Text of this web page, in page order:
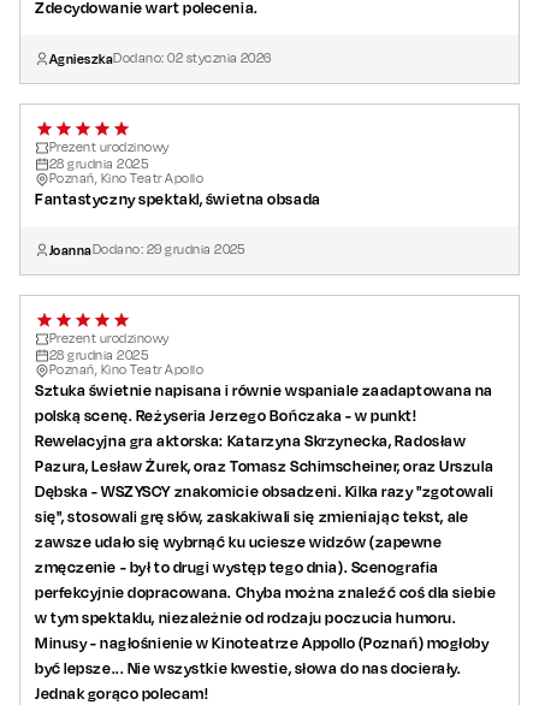
Obsada:
Liz: Katarzyna Skrzynecka/ Katarzyna Pakosińska / Anna Guzik /
Anna Modrzejewska
Kate:Katarzyna Ptasińska/Dominika Kryszczyńska/ Urszula
Dębska
Tony:Rafał Cieszyński
Bob:Tomasz Dedek/Radosław Pazura
Reżyseria:Jerzy Bończak
Zdecydowanie wart polecenia.
AgnieszkaDodano:02 stycznia 2026
Prezent urodzinowy
28 grudnia 2025
Poznań, Kino Teatr Apollo
Fantastyczny spektakl, świetna obsada
JoannaDodano: 29 grudnia 2025
Prezent urodzinowy
28 grudnia 2025
Poznań, Kino Teatr Apollo
Sztuka świetnie napisana i równie wspaniale zaadaptowana na
polską scenę. Reżyseria Jerzego Bończaka - w punkt!
Rewelacyjna gra aktorska: Katarzyna Skrzynecka, Radosław
Pazura, Lesław Żurek, oraz Tomasz Schimscheiner, oraz Urszula
Dębska - WSZYSCY znakomicie obsadzeni. Kilka razy "zgotowali
się", stosowali grę słów, zaskakiwali się zmieniając tekst, ale
zawsze udało się wybrnąć ku uciesze widzów (zapewne
zmęczenie - był to drugi występ tego dnia). Scenografia
perfekcyjnie dopracowana. Chyba można znaleźć coś dla siebie
w tym spektaklu, niezależnie od rodzaju poczucia humoru.
Minusy - nagłośnienie w Kinoteatrze Appollo (Poznań) mogłoby
być lepsze... Nie wszystkie kwestie, słowa do nas docierały.
Jednak gorąco polecam!